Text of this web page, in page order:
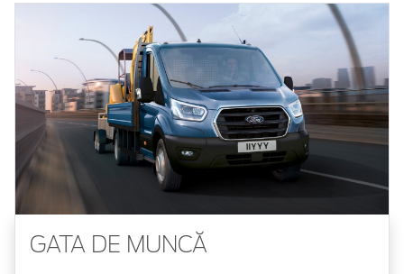
GATA DE MUNCĂ